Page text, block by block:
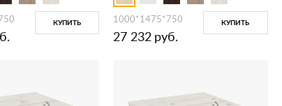
КУПИТЬ 1000*1475*750
27 232 руб.
КУПИТЬ